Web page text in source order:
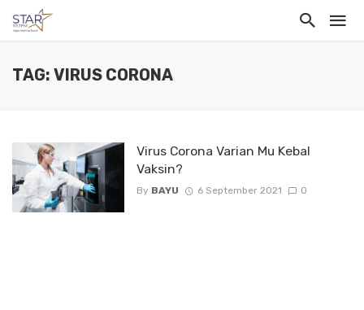
TAG: VIRUS CORONA
Virus Corona Varian Mu Kebal
Vaksin?
By BAYU 6 September 2021 0